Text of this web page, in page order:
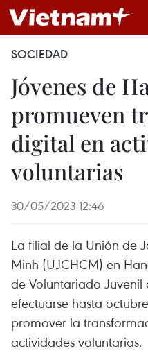
SOCIEDAD
Jóvenes de
promueven
digital en
voluntarias
30/05/2023 12:46
La filial de la Unión de
Minh (UJCHCM) en
de Voluntariado Juvenil
efectuarse hasta
promover la
actividades voluntarias.